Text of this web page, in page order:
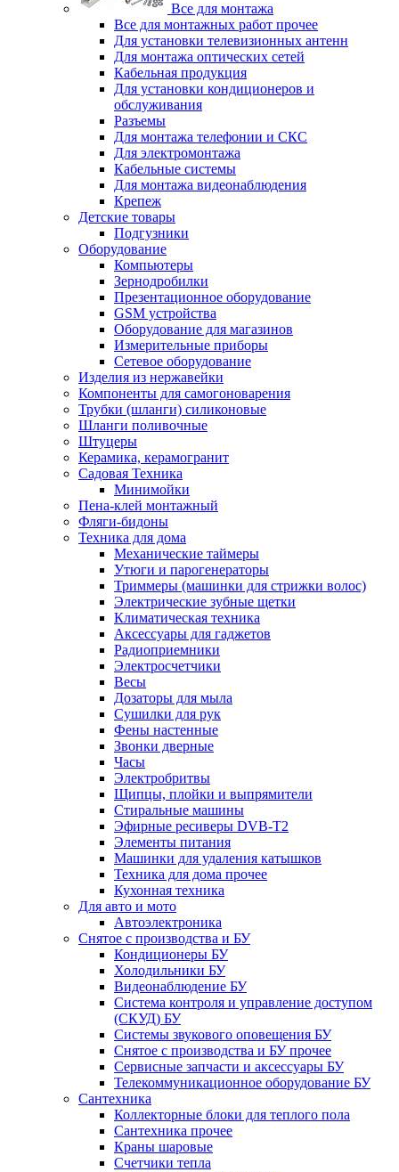
Все для монтажа
Все для монтажных работ прочее
Для установки телевизионных антенн
Для монтажа оптических сетей
Кабельная продукция
Для установки кондиционеров и
обслуживания
Разъемы
Для монтажа телефонии и СКС
Для электромонтажа
Кабельные системы
Для монтажа видеонаблюдения
Крепеж
Детские товары
Подгузники
Оборудование
Компьютеры
Зернодробилки
Презентационное оборудование
GSM устройства
Оборудование для магазинов
Измерительные приборы
Сетевое оборудование
Изделия из нержавейки
Компоненты для самогоноварения
Трубки (шланги) силиконовые
Шланги поливочные
Штуцеры
Керамика, керамогранит
Садовая Техника
Минимойки
Пена-клей монтажный
Фляги-бидоны
Техника для дома
Механические таймеры
Утюги и парогенераторы
Триммеры (машинки для стрижки волос)
Электрические зубные щетки
Климатическая техника
Аксессуары для гаджетов
Радиоприемники
Электросчетчики
Весы
Дозаторы для мыла
Сушилки для рук
Фены настенные
Звонки дверные
Часы
Электробритвы
Щипцы, плойки и выпрямители
Стиральные машины
Эфирные ресиверы DVB-T2
Элементы питания
Машинки для удаления катышков
Техника для дома прочее
Кухонная техника
Для авто и мото
Автоэлектроника
Снятое с производства и БУ
Кондиционеры БУ
Холодильники БУ
Видеонаблюдение БУ
Система контроля и управление доступом
(СКУД) БУ
Системы звукового оповещения БУ
Снятое с производства и БУ прочее
Сервисные запчасти и аксессуары БУ
Телекоммуникационное оборудование БУ
Сантехника
Коллекторные блоки для теплого пола
Сантехника прочее
Краны шаровые
Счетчики тепла